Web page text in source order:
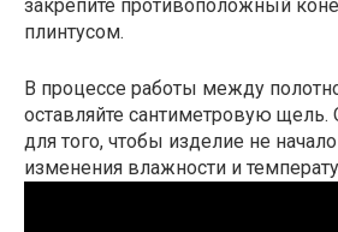
закрепите противоположный
плинтусом.
В процессе работы между
оставляйте сантиметровую щель.
для того, чтобы изделие не
изменения влажности и